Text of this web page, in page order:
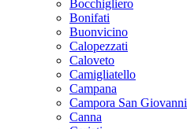
Bocchigliero
Bonifati
Buonvicino
Calopezzati
Caloveto
Camigliatello
Campana
Campora San Giovanni
Canna